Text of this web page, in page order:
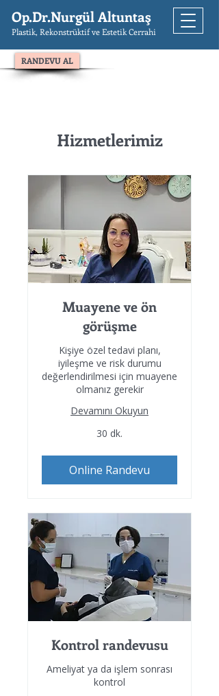
Op.Dr.Nurgül Altuntaş
Plastik, Rekonstrüktif ve Estetik Cerrahi
RANDEVU AL
Hizmetlerimiz
Muayene ve ön
görüşme
Kişiye özel tedavi planı,
iyileşme ve risk durumu
değerlendirilmesi için muayene
olmanız gerekir
Devamını Okuyun
30 dk.
Online Randevu
Kontrol randevusu
Ameliyat ya da işlem sonrası
kontrol